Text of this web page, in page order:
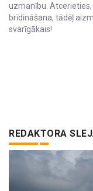
uzmanību.
brīdināšana, tādēļ
svarīgākais!
REDAKTORA